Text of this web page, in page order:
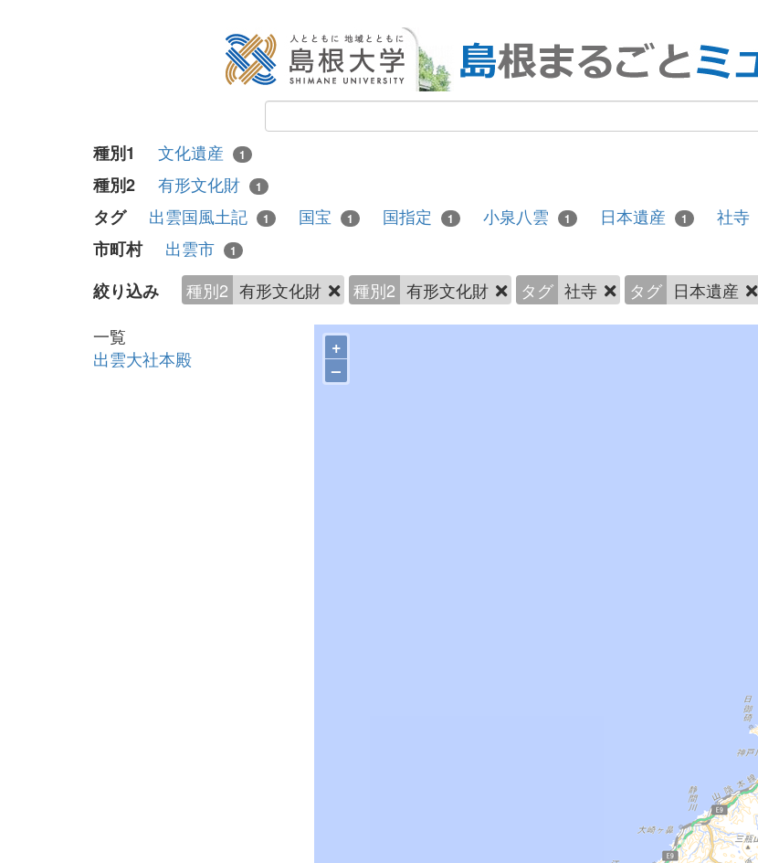
種別1 文化遺産 1
種別2 有形文化財 1
タグ 出雲国風土記 1 国宝 1 国指定 1 小泉八雲 1 日本遺産 1 社寺
市町村 出雲市 1
絞り込み 種別2 有形文化財 種別2 有形文化財 タグ 社寺 タグ 日本遺産
一覧
出雲大社本殿
+
–